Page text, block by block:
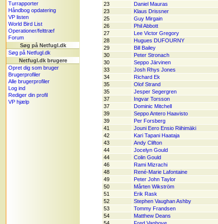
Turrapporter
Håndbog opdatering
VP listen
World Bird List
Operationer/felttræf
Forum
Søg på Netfugl.dk
Søg på Netfugl.dk
Netfugl.dk brugere
Opret dig som bruger
Brugerprofiler
Alle brugerprofiler
Log ind
Rediger din profil
VP hjælp
23
Daniel Mauras
23
Klaus Drissner
25
Guy Mirgain
26
Phil Abbott
27
Lee Victor Gregory
28
Hugues DUFOURNY
29
Bill Bailey
30
Peter Stronach
30
Seppo Järvinen
33
Josh Rhys Jones
34
Richard Ek
35
Olof Strand
35
Jesper Segergren
37
Ingvar Torsson
37
Dominic Mitchell
39
Seppo Antero Haavisto
39
Per Forsberg
41
Jouni Eero Ensio Riihimäki
42
Kari Tapani Haataja
43
Andy Clifton
44
Jocelyn Gould
44
Colin Gould
46
Rami Mizrachi
48
René-Marie Lafontaine
49
Peter John Taylor
50
Mårten Wikström
51
Erik Rask
52
Stephen Vaughan Ashby
53
Tommy Frandsen
54
Matthew Deans